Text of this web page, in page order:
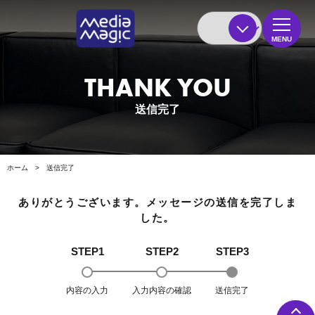
MENU
THANK YOU
送信完了
ホーム > 送信完了
ありがとうございます。メッセージの送信を完了しま
した。
STEP1
内容の入力
STEP2
入力内容の確認
STEP3
送信完了